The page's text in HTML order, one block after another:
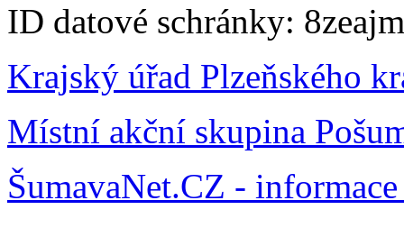
ID datové schránky:
Krajský úřad Plzeňského
Místní akční skupina
ŠumavaNet.CZ -